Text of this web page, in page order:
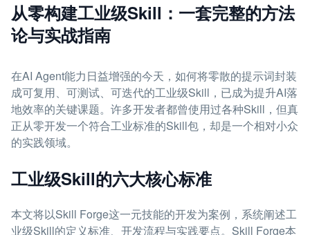
从零构建工业级Skill：一套完整的方法
论与实战指南
在AI Agent能力日益增强的今天，如何将零散的提示词封装
成可复用、可测试、可迭代的工业级Skill，已成为提升AI落
地效率的关键课题。许多开发者都曾使用过各种Skill，但真
正从零开发一个符合工业标准的Skill包，却是一个相对小众
的实践领域。
工业级Skill的六大核心标准
本文将以Skill Forge这一元技能的开发为案例，系统阐述工
业级Skill的定义标准、开发流程与实践要点。Skill Forge本